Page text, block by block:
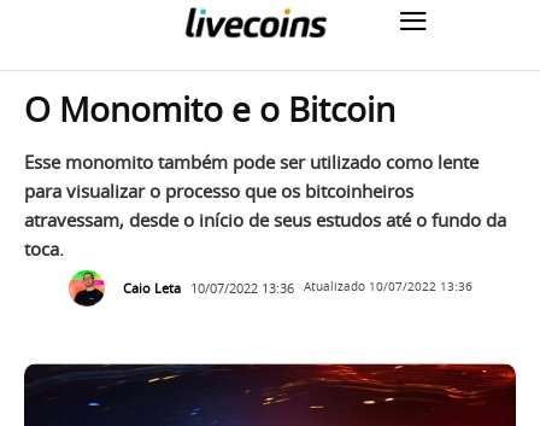
O Monomito e o Bitcoin
Esse monomito também pode ser utilizado como lente
para visualizar o processo que os bitcoinheiros
atravessam, desde o início de seus estudos até o fundo da
toca.
Caio Leta 10/07/2022 13:36 Atualizado 10/07/2022 13:36